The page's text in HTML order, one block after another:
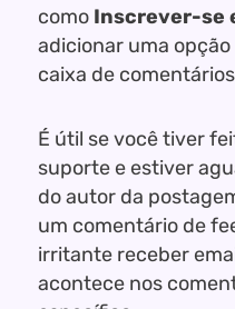
como Inscrever-se
adicionar uma
caixa de
É útil se você tiver
suporte e estiver
do autor da
um comentário de
irritante receber
acontece nos